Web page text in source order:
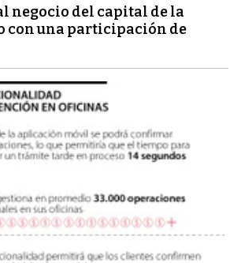
negocio del capital de la
con una participación de